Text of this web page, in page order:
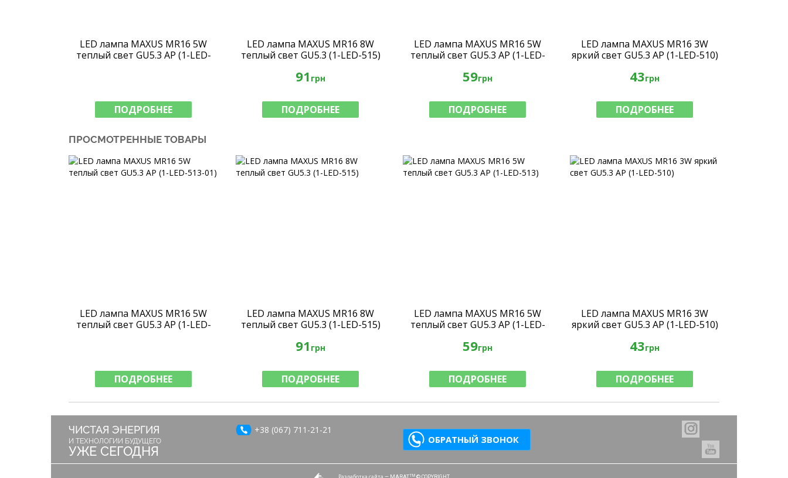
LED лампа MAXUS MR16 5W
теплый свет GU5.3 AP (1-LED-
ПОДРОБНЕЕ
LED лампа MAXUS MR16 8W
теплый свет GU5.3 (1-LED-515)
91 грн
ПОДРОБНЕЕ
LED лампа MAXUS MR16 5W
теплый свет GU5.3 AP (1-LED-
59грн
ПОДРОБНЕЕ
LED лампа MAXUS MR16 3W
яркий свет GU5.3 AP (1-LED-510)
43грн
ПОДРОБНЕЕ
ПРОСМОТРЕННЫЕ ТОВАРЫ
LED лампа MAXUS MR16 5W
теплый свет GU5.3 AP (1-LED-
ПОДРОБНЕЕ
LED лампа MAXUS MR16 8W
теплый свет GU5.3 (1-LED-515)
91 грн
ПОДРОБНЕЕ
LED лампа MAXUS MR16 5W
теплый свет GU5.3 AP (1-LED-
59грн
ПОДРОБНЕЕ
LED лампа MAXUS MR16 3W
яркий свет GU5.3 AP (1-LED-510)
43грн
ПОДРОБНЕЕ
ЧИСТАЯ ЭНЕРГИЯ
И ТЕХНОЛОГИИ БУДУЩЕГО
УЖЕ СЕГОДНЯ
+38 (067) 711-21-21
ОБРАТНЫЙ ЗВОНОК
— MARATTM © COPYRIGHT